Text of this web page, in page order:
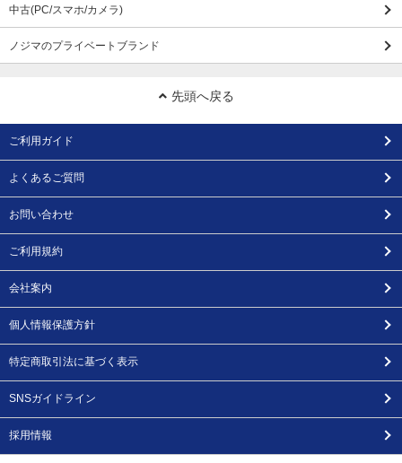
中古(PC/スマホ/カメラ)
ノジマのプライベートブランド
先頭へ戻る
ご利用ガイド
よくあるご質問
お問い合わせ
ご利用規約
会社案内
個人情報保護方針
特定商取引法に基づく表示
SNSガイドライン
採用情報